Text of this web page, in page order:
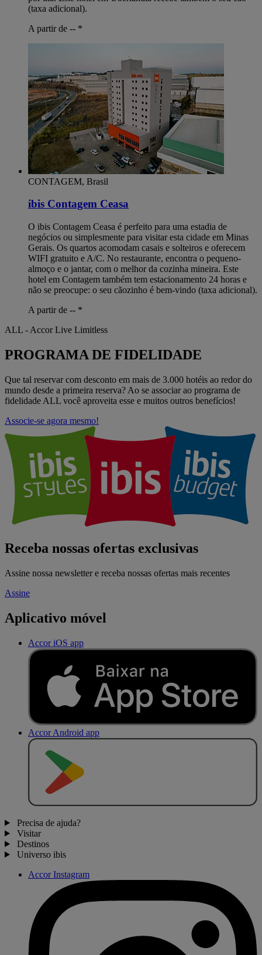
(taxa adicional).
A partir de -- *
CONTAGEM, Brasil
ibis Contagem Ceasa
O ibis Contagem Ceasa é perfeito para uma estadia de
negócios ou simplesmente para visitar esta cidade em Minas
Gerais. Os quartos acomodam casais e solteiros e oferecem
WIFI gratuito e A/C. No restaurante, encontra o pequeno-
almoço e o jantar, com o melhor da cozinha mineira. Este
hotel em Contagem também tem estacionamento 24 horas e
não se preocupe: o seu cãozinho é bem-vindo (taxa adicional).
A partir de -- *
ALL - Accor Live Limitless
PROGRAMA DE FIDELIDADE
Que tal reservar com desconto em mais de 3.000 hotéis ao redor do
mundo desde a primeira reserva? Ao se associar ao programa de
fidelidade ALL você aproveita esse e muitos outros benefícios!
Associe-se agora mesmo!
Receba nossas ofertas exclusivas
Assine nossa newsletter e receba nossas ofertas mais recentes
Assine
Aplicativo móvel
Accor iOS app
Accor Android app
Precisa de ajuda?
Visitar
Destinos
Universo ibis
Accor Instagram